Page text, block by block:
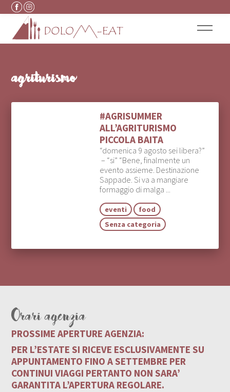
Vai al contenuto
agriturismo
#AGRISUMMER
ALL’AGRITURISMO
PICCOLA BAITA
“domenica 9 agosto sei libera?”
– “si” “Bene, finalmente un
evento assieme. Destinazione
Sappade. Si va a mangiare
formaggio di malga ...
eventi
food
Senza categoria
Orari agenzia
PROSSIME APERTURE AGENZIA:
PER L’ESTATE SI RICEVE ESCLUSIVAMENTE SU
APPUNTAMENTO FINO A SETTEMBRE PER
CONTINUI VIAGGI PERTANTO NON SARA’
GARANTITA L’APERTURA REGOLARE.